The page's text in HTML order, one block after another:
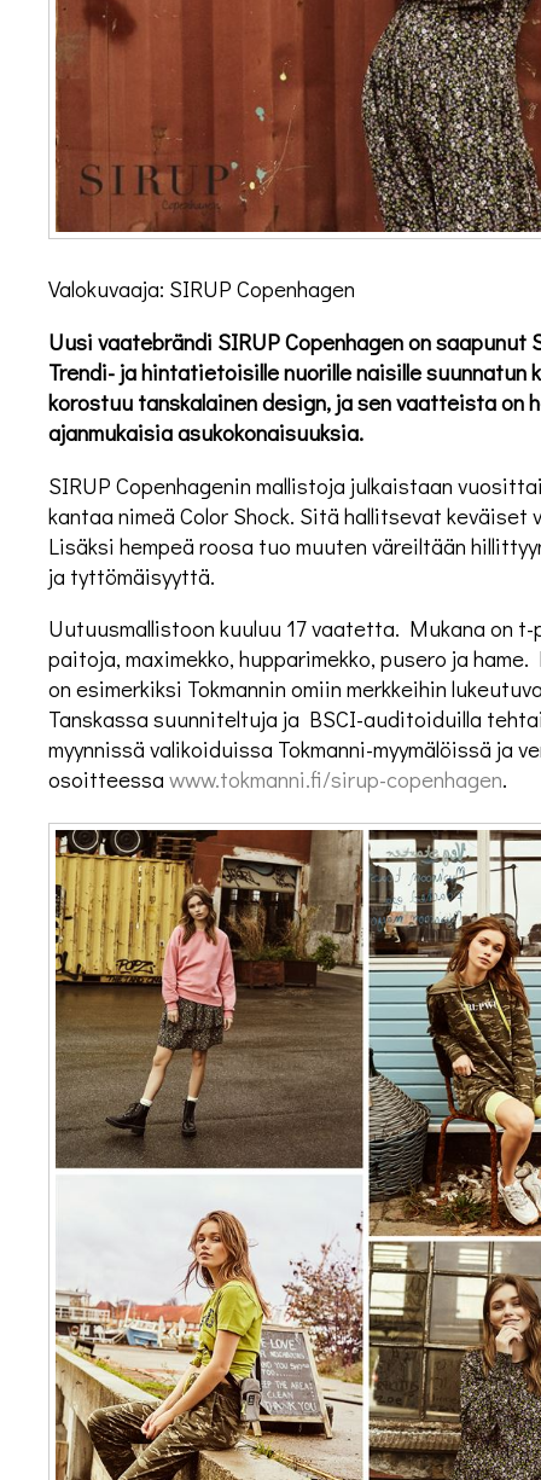
Valokuvaaja: SIRUP Copenhagen
Uusi vaatebrändi SIRUP Copenhagen on saapunut
Trendi- ja hintatietoisille nuorille naisille suunnatun
korostuu tanskalainen design, ja sen vaatteista on
ajanmukaisia asukokonaisuuksia.
SIRUP Copenhagenin mallistoja julkaistaan
kantaa nimeä Color Shock. Sitä hallitsevat
Lisäksi hempeä roosa tuo muuten väreiltään
ja tyttömäisyyttä.
Uutuusmallistoon kuuluu 17 vaatetta. Mukana on
paitoja, maximekko, hupparimekko, pusero ja
on esimerkiksi Tokmannin omiin merkkeihin
Tanskassa suunniteltuja ja BSCI-auditoiduilla
myynnissä valikoiduissa Tokmanni-myymälöissä ja
osoitteessa www.tokmanni.fi/sirup-copenhagen.